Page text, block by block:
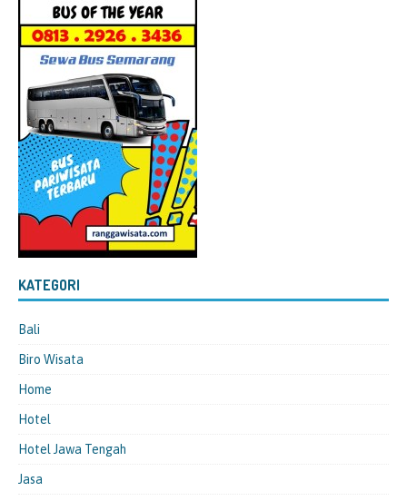
KATEGORI
Bali
Biro Wisata
Home
Hotel
Hotel Jawa Tengah
Jasa